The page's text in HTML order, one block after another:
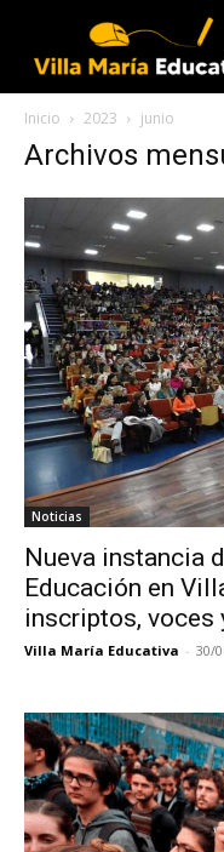
Inicio 2023 junio
Archivos
Noticias
Nueva instancia
Educación en
inscriptos,
Villa María Educativa - 30/